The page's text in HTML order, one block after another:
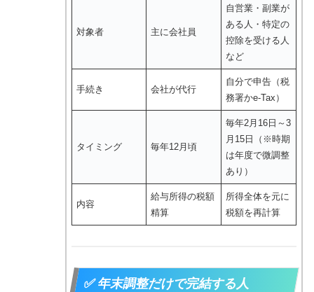
対象者 主に会社員
自営業・副業が
ある人・特定の
控除を受ける人
など
手続き 会社が代行
自分で申告（税
務署かe-Tax）
タイミング 毎年12月頃
毎年2月16日～3
月15日（※時期
は年度で微調整
あり）
内容
給与所得の税額
精算
所得全体を元に
税額を再計算
✅ 年末調整だけで完結する人